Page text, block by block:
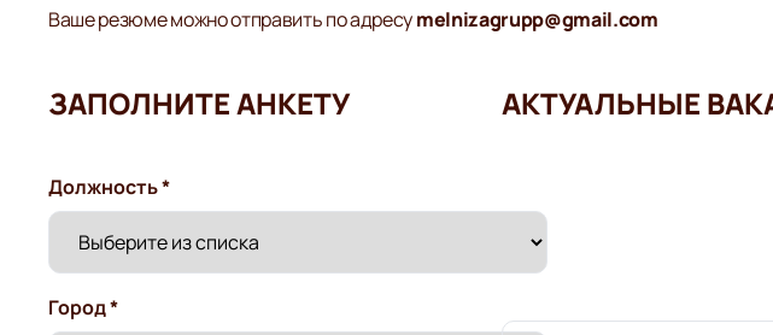
Ваше резюме можно отправить по адресуmelnizagrupp@gmail.com
ЗАПОЛНИТЕ АНКЕТУ
Должность *
Город *
АКТУАЛЬНЫЕ